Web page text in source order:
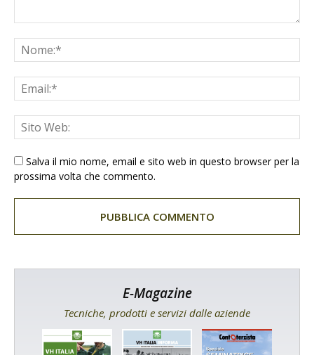
Salva il mio nome, email e sito web in questo browser per la
prossima volta che commento.
E-Magazine
Tecniche, prodotti e servizi dalle aziende